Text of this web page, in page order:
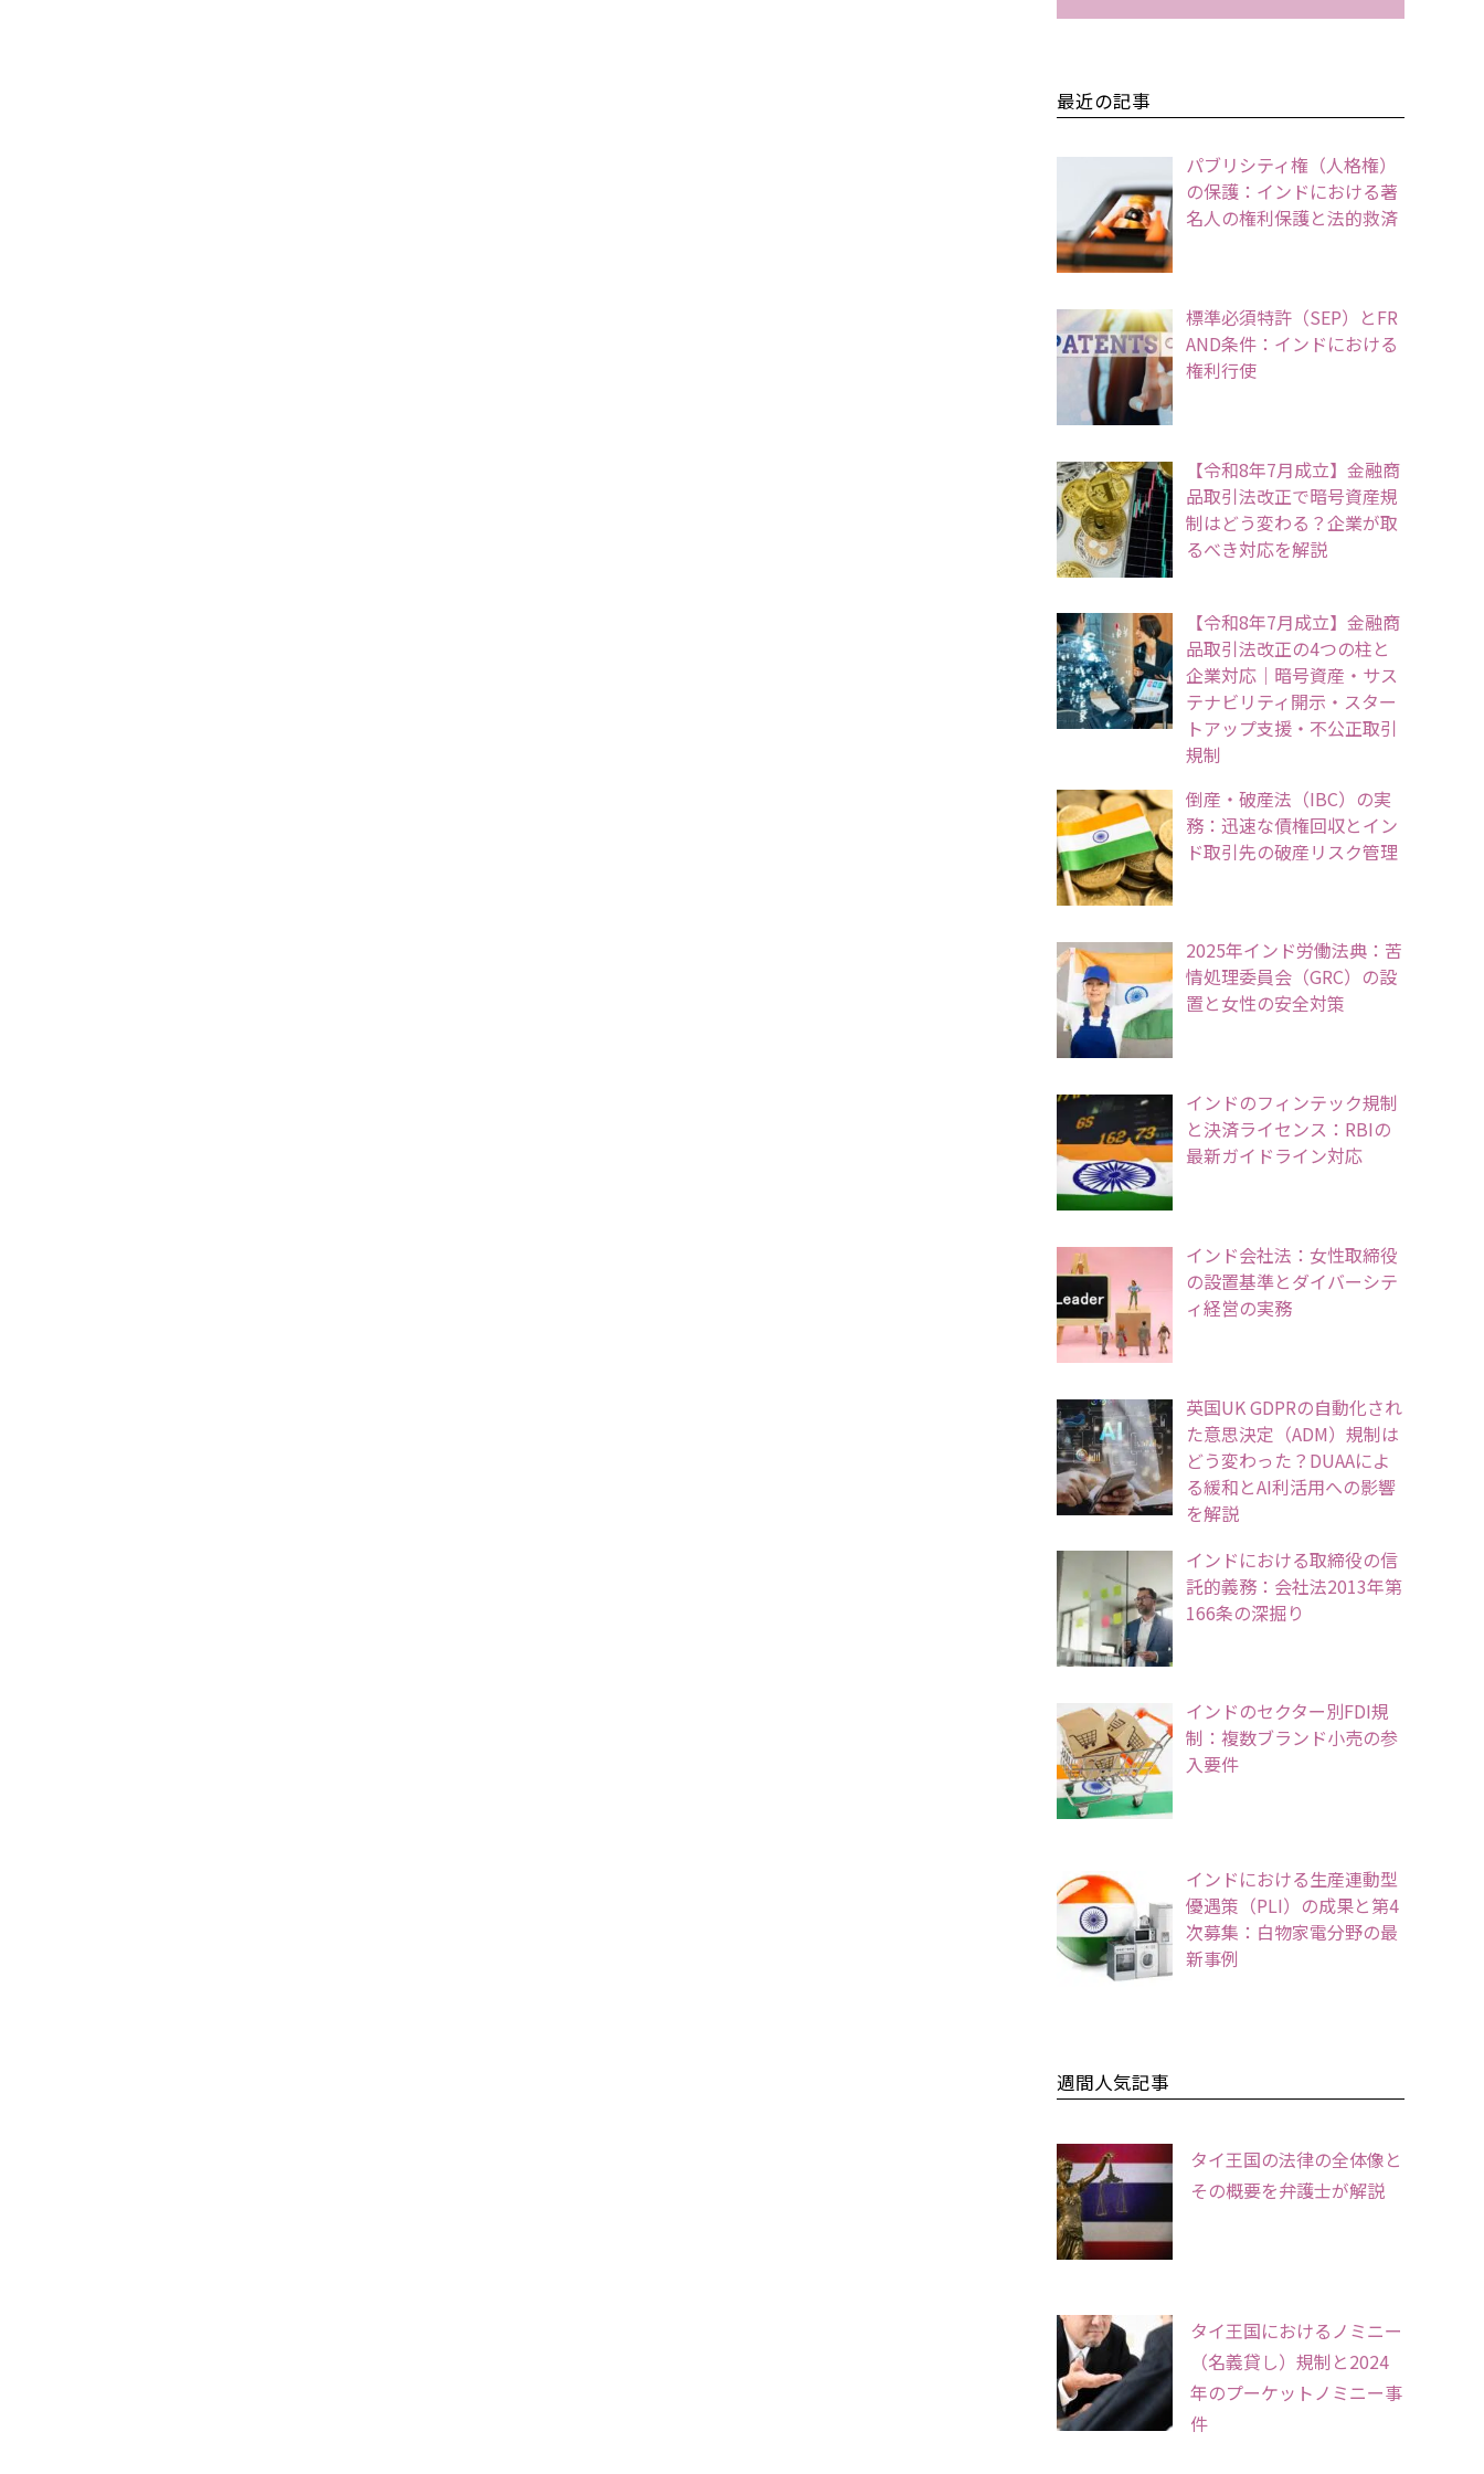
最近の記事
パブリシティ権（人格権）
の保護：インドにおける著
名人の権利保護と法的救済
標準必須特許（SEP）とFR
AND条件：インドにおける
権利行使
【令和8年7月成立】金融商
品取引法改正で暗号資産規
制はどう変わる？企業が取
るべき対応を解説
【令和8年7月成立】金融商
品取引法改正の4つの柱と
企業対応｜暗号資産・サス
テナビリティ開示・スター
トアップ支援・不公正取引
規制
倒産・破産法（IBC）の実
務：迅速な債権回収とイン
ド取引先の破産リスク管理
2025年インド労働法典：苦
情処理委員会（GRC）の設
置と女性の安全対策
インドのフィンテック規制
と決済ライセンス：RBIの
最新ガイドライン対応
インド会社法：女性取締役
の設置基準とダイバーシテ
ィ経営の実務
英国UK GDPRの自動化され
た意思決定（ADM）規制は
どう変わった？DUAAによ
る緩和とAI利活用への影響
を解説
インドにおける取締役の信
託的義務：会社法2013年第
166条の深掘り
インドのセクター別FDI規
制：複数ブランド小売の参
入要件
インドにおける生産連動型
優遇策（PLI）の成果と第4
次募集：白物家電分野の最
新事例
週間人気記事
タイ王国の法律の全体像と
その概要を弁護士が解説
タイ王国におけるノミニー
（名義貸し）規制と2024
年のプーケットノミニー事
件